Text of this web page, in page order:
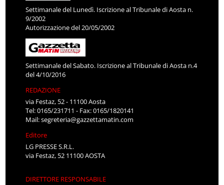
Settimanale del Lunedì. Iscrizione al Tribunale di Aosta n.
9/2002
Autorizzazione del 20/05/2002
Settimanale del Sabato. Iscrizione al Tribunale di Aosta n.4
del 4/10/2016
REDAZIONE
via Festaz, 52 - 11100 Aosta
Tel: 0165/231711 - Fax: 0165/1820141
Mail:segreteria@gazzettamatin.com
Editore
LG PRESSE S.R.L.
via Festaz, 52 11100 AOSTA
DIRETTORE RESPONSABILE